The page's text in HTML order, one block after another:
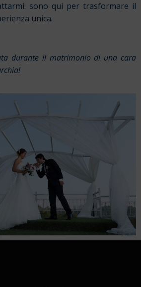
sono qui per trasformare il
unica.
durante il matrimonio di una cara